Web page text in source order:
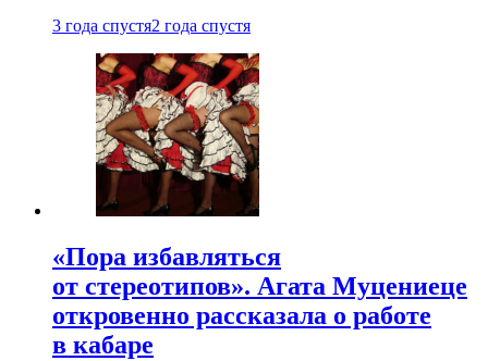
3 года спустя2 года спустя
«Пора избавляться
от стереотипов». Агата Муцениеце
откровенно рассказала о работе
в кабаре